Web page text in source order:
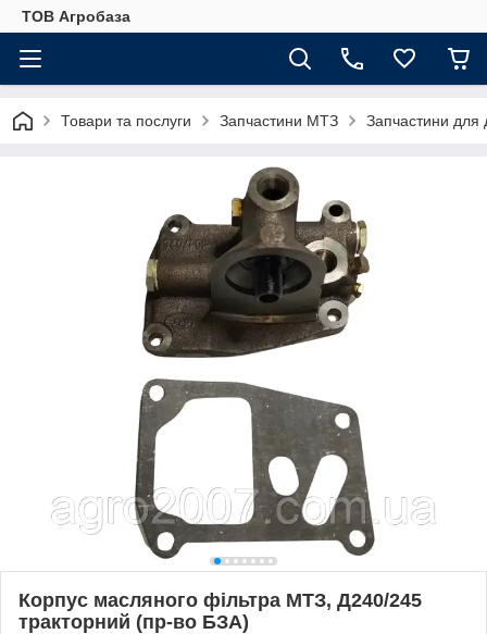
ТОВ Агробаза
Товари та послуги Запчастини МТЗ Запчастини для
Корпус масляного фільтра МТЗ, Д240/245
тракторний (пр-во БЗА)